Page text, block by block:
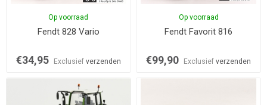
Op voorraad
Fendt 828 Vario
€34,95 Exclusief verzenden
Op voorraad
Fendt Favorit 816
€99,90 Exclusiefverzenden